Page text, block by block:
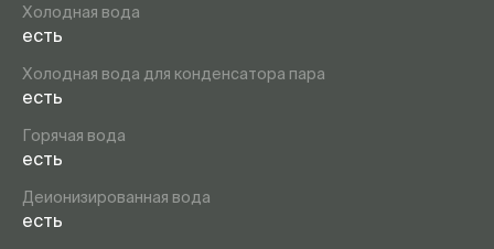
Холодная вода
есть
Холодная вода для конденсатора пара
есть
Горячая вода
есть
Деионизированная вода
есть